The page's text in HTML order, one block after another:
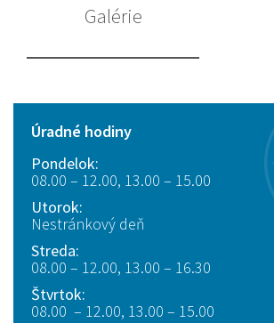
Galérie
Úradné hodiny
Pondelok:
08.00 – 12.00, 13.00 – 15.00
Utorok:
Nestránkový deň
Streda:
08.00 – 12.00, 13.00 – 16.30
Štvrtok:
08.00 – 12.00, 13.00 – 15.00